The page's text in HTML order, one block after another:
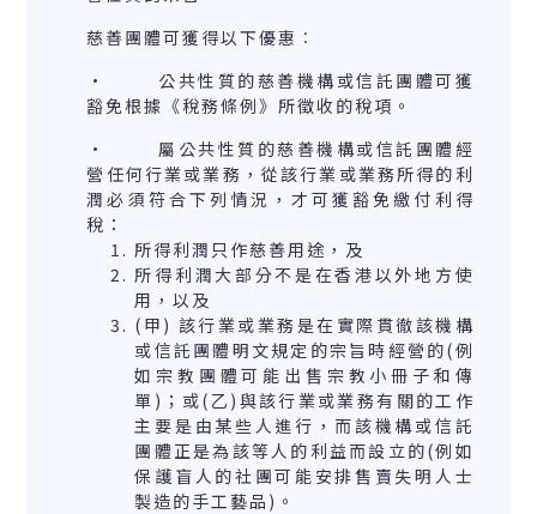
慈善團體可獲得以下優惠︰
· 公共性質的慈善機構或信託團體可獲
豁免根據《稅務條例》所徵收的稅項。
· 屬公共性質的慈善機構或信託團體經
營任何行業或業務，從該行業或業務所得的利
潤必須符合下列情況，才可獲豁免繳付利得
稅：
所得利潤只作慈善用途，及
所得利潤大部分不是在香港以外地方使
用，以及
(甲) 該行業或業務是在實際貫徹該機構
或信託團體明文規定的宗旨時經營的(例
如宗教團體可能出售宗教小冊子和傳
單)；或(乙)與該行業或業務有關的工作
主要是由某些人進行，而該機構或信託
團體正是為該等人的利益而設立的(例如
保護盲人的社團可能安排售賣失明人士
製造的手工藝品)。